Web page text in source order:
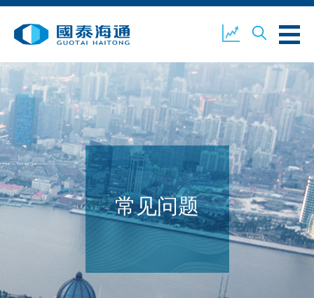
业务概览 公司新闻
环境、社会及企业管治 国泰海通证券 联络我们
常见问题